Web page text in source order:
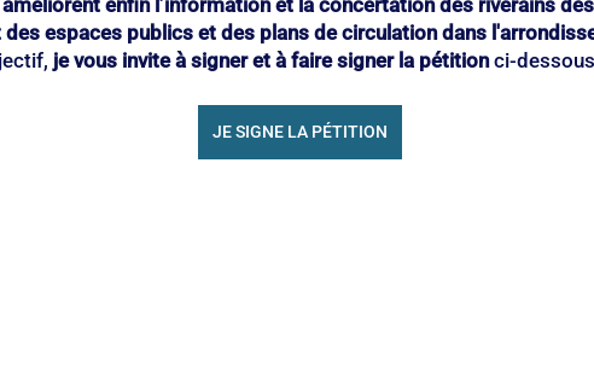
enfin l’information et la concertation des riverains
des espaces publics et des plans de circulation dans
je vous invite à signer et à faire signer la pétition ci-
JE SIGNE LA PÉTITION